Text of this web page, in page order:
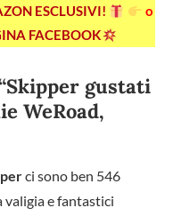
ESCLUSIVI!
o
FACEBOOK
gustati
WeRoad,
ci sono ben 546
valigia e fantastici